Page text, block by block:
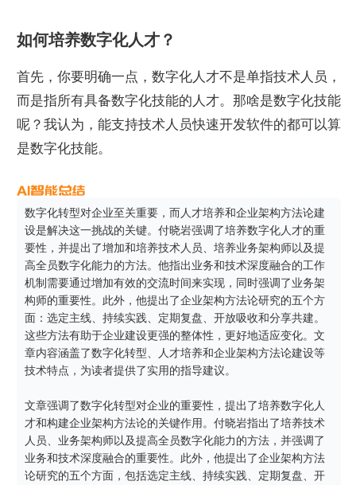
如何培养数字化人才？
首先，你要明确一点，数字化人才不是单指技术人员，
而是指所有具备数字化技能的人才。那啥是数字化技能
呢？我认为，能支持技术人员快速开发软件的都可以算
是数字化技能。
数字化转型对企业至关重要，而人才培养和企业架构方法论建
设是解决这一挑战的关键。付晓岩强调了培养数字化人才的重
要性，并提出了增加和培养技术人员、培养业务架构师以及提
高全员数字化能力的方法。他指出业务和技术深度融合的工作
机制需要通过增加有效的交流时间来实现，同时强调了业务架
构师的重要性。此外，他提出了企业架构方法论研究的五个方
面：选定主线、持续实践、定期复盘、开放吸收和分享共建。
这些方法有助于企业建设更强的整体性，更好地适应变化。文
章内容涵盖了数字化转型、人才培养和企业架构方法论建设等
技术特点，为读者提供了实用的指导建议。
文章强调了数字化转型对企业的重要性，提出了培养数字化人
才和构建企业架构方法论的关键作用。付晓岩指出了培养技术
人员、业务架构师以及提高全员数字化能力的方法，并强调了
业务和技术深度融合的重要性。此外，他提出了企业架构方法
论研究的五个方面，包括选定主线、持续实践、定期复盘、开